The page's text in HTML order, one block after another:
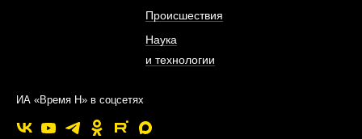
Происшествия
Наука
и технологии
ИА «Время Н» в соцсетях